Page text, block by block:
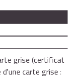
grise (certificat
carte grise :